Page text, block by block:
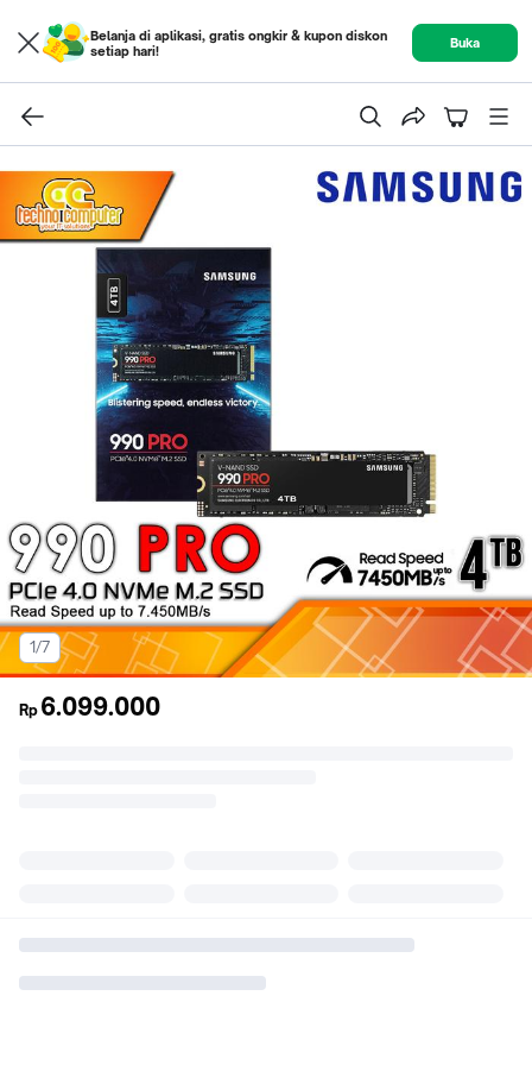
Belanja di aplikasi, gratis ongkir & kupon diskon
setiap hari!
Buka
1/7
Rp 6.099.000